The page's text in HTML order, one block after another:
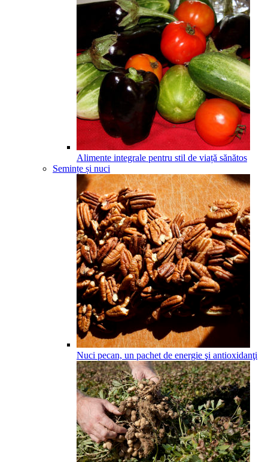
Alimente integrale pentru stil de viață sănătos
Semințe și nuci
Nuci pecan, un pachet de energie şi antioxidanţi